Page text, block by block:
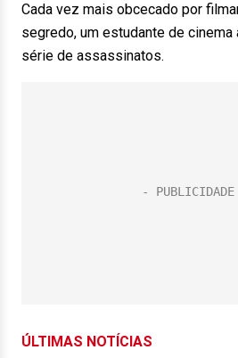
Cada vez mais obcecado por
segredo, um estudante de cinema
série de assassinatos.